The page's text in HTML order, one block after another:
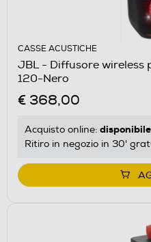
CASSE ACUSTICHE
JBL - Diffusore wireless
120-Nero
€ 368,00
Acquisto online: disponibile
Ritiro in negozio in 30'